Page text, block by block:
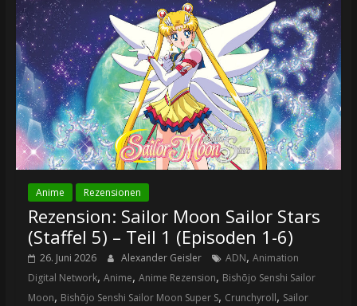
Anime Rezensionen
Rezension: Sailor Moon Sailor Stars
(Staffel 5) – Teil 1 (Episoden 1-6)
26. Juni 2026 Alexander Geisler ADN, Animation
Digital Network, Anime, Anime Rezension, Bishōjo Senshi Sailor
Moon, Bishōjo Senshi Sailor Moon Super S, Crunchyroll, Sailor